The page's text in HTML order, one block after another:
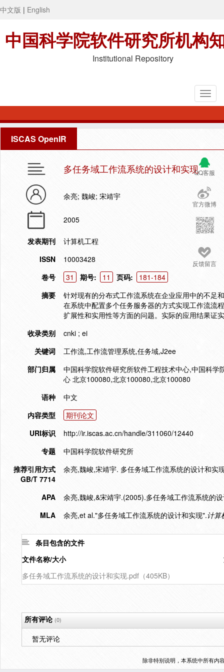
中文版 | English
中国科学院软件研究所机构
Institutional Repository
ISCAS OpenIR
QQ客服
官方微博
反馈留言
多任务域工作流系统的设计和实现
余亮; 魏峻; 宋靖宇
2005
发表期刊
计算机工程
ISSN
10003428
卷号
31 期号: 11 页码:
181-184
摘要
针对现有的分布式工作流系统在企业应用中的不足
在系统中配置多个任务服务器的方式实现工作流流
扩展性和实用性等方面的问题。实际的应用结果证
收录类别
cnki ; ei
关键词
工作流,工作流管理系统,任务域,J2ee
部门归属
中国科学院软件研究所软件工程技术中心,中国科
心 北京100080,北京100080,北京100080
语种
中文
内容类型
期刊论文
URI标识
http://ir.iscas.ac.cn/handle/311060/12440
专题
中国科学院软件研究所
推荐引用方式
GB/T 7714
余亮,魏峻,宋靖宇. 多任务域工作流系统的设计和
APA
余亮,魏峻,&宋靖宇.(2005).多任务域工作流系统的
MLA
余亮,et al."多任务域工作流系统的设计和实现".计算
条目包含的文件
文件名称/大小
多任务域工作流系统的设计和实现.pdf（405KB）
所有评论(0)
暂无评论
除非特别说明，本系统中所有内